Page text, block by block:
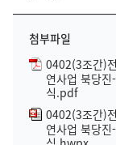
첨부파일
0402(3조간)
연사업 북당
식.pdf
0402(3조간)
연사업 북당